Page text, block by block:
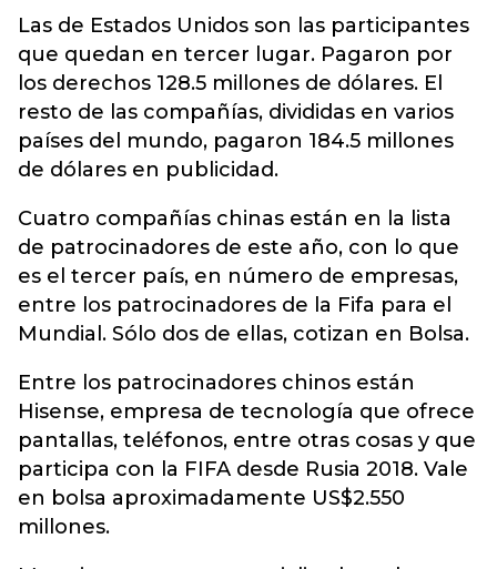
Las de Estados Unidos son las participantes
que quedan en tercer lugar. Pagaron por
los derechos 128.5 millones de dólares. El
resto de las compañías, divididas en varios
países del mundo, pagaron 184.5 millones
de dólares en publicidad.
Cuatro compañías chinas están en la lista
de patrocinadores de este año, con lo que
es el tercer país, en número de empresas,
entre los patrocinadores de la Fifa para el
Mundial. Sólo dos de ellas, cotizan en Bolsa.
Entre los patrocinadores chinos están
Hisense, empresa de tecnología que ofrece
pantallas, teléfonos, entre otras cosas y que
participa con la FIFA desde Rusia 2018. Vale
en bolsa aproximadamente US$2.550
millones.